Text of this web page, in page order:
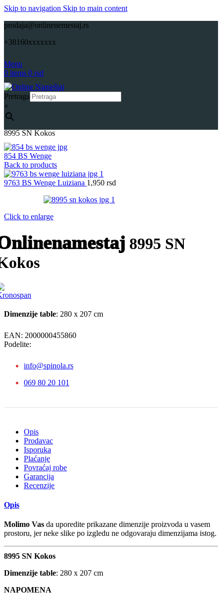
Skip to navigation Skip to main content
prodaja@onlinenemestaj.rs
+38160xxxxxxx
Menu
0 items 0 rsd
Pretraga
×
8995 SN Kokos
854 BS Wenge
Back to products
9763 BS Wenge Luiziana 1,950 rsd
Click to enlarge
8995 SN
Dimenzije table: 280 x 207 cm
EAN: 2000000455860
Podelite:
info@spinola.rs
069 80 20 101
Opis
Prodavac
Isporuka
Plaćanje
Povraćaj robe
Garancija
Recenzije
Opis
Molimo Vas da uporedite prikazane dimenzije proizvoda u vasem
prostoru, jer neke slike po izgledu ne odgovaraju dimenzijama istog.
8995 SN Kokos
Dimenzije table: 280 x 207 cm
NAPOMENA